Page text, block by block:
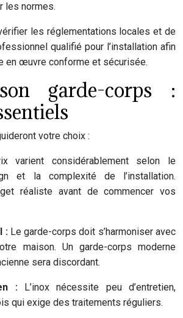
les normes.
les réglementations locales et de
qualifié pour l’installation afin
en œuvre conforme et sécurisée.
garde-corps :
votre choix :
varient considérablement selon le
et la complexité de l’installation.
réaliste avant de commencer vos
: Le garde-corps doit s’harmoniser avec
maison. Un garde-corps moderne
sera discordant.
: L’inox nécessite peu d’entretien,
qui exige des traitements réguliers.